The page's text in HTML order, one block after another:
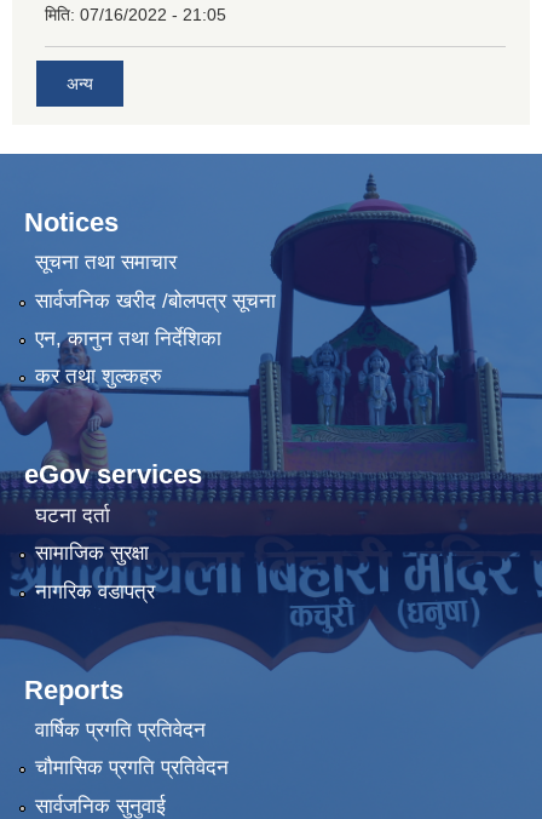
मिति: 07/16/2022 - 21:05
अन्य
Notices
सूचना तथा समाचार
सार्वजनिक खरीद /बोलपत्र सूचना
एन, कानुन तथा निर्देशिका
कर तथा शुल्कहरु
eGov services
घटना दर्ता
सामाजिक सुरक्षा
नागरिक वडापत्र
Reports
वार्षिक प्रगति प्रतिवेदन
चौमासिक प्रगति प्रतिवेदन
सार्वजनिक सुनुवाई